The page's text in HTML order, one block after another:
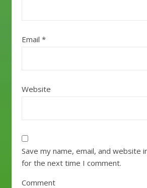
Email *
Website
Save my name, email, and website
for the next time I comment.
Comment